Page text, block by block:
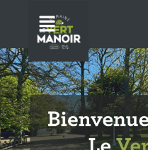
contenu
Menu